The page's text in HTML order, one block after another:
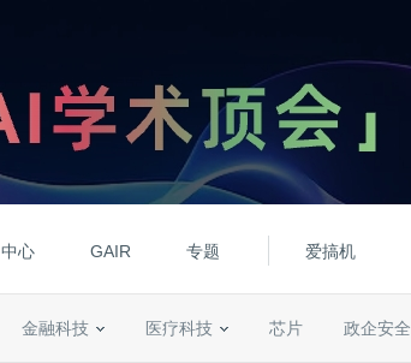
心 GAIR 专题 爱搞机
金融科技 医疗科技 芯片 政企安全